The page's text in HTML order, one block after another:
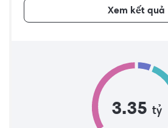
Xem kết quả
3.35 tỷ